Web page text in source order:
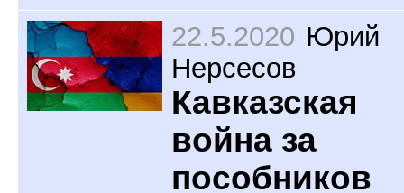
22.5.2020 Юрий
Нерсесов
Кавказская
война за
пособников